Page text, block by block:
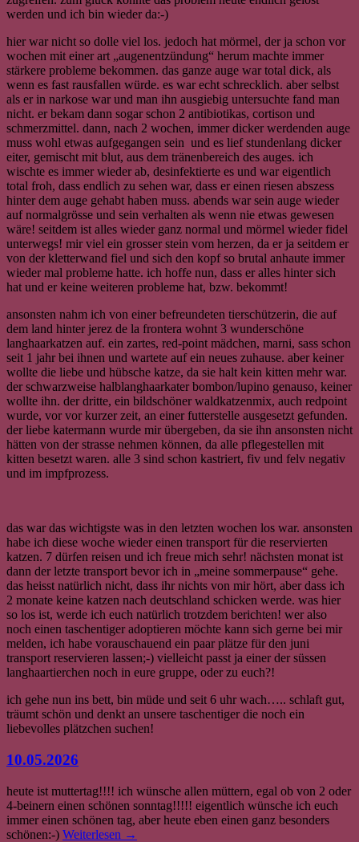
werden und ich bin wieder da:-)
hier war nicht so dolle viel los. jedoch hat mörmel, der ja schon vor
wochen mit einer art „augenentzündung“ herum machte immer
stärkere probleme bekommen. das ganze auge war total dick, als
wenn es fast rausfallen würde. es war echt schrecklich. aber selbst
als er in narkose war und man ihn ausgiebig untersuchte fand man
nicht. er bekam dann sogar schon 2 antibiotikas, cortison und
schmerzmittel. dann, nach 2 wochen, immer dicker werdenden auge
muss wohl etwas aufgegangen sein und es lief stundenlang dicker
eiter, gemischt mit blut, aus dem tränenbereich des auges. ich
wischte es immer wieder ab, desinfektierte es und war eigentlich
total froh, dass endlich zu sehen war, dass er einen riesen abszess
hinter dem auge gehabt haben muss. abends war sein auge wieder
auf normalgrösse und sein verhalten als wenn nie etwas gewesen
wäre! seitdem ist alles wieder ganz normal und mörmel wieder fidel
unterwegs! mir viel ein grosser stein vom herzen, da er ja seitdem er
von der kletterwand fiel und sich den kopf so brutal anhaute immer
wieder mal probleme hatte. ich hoffe nun, dass er alles hinter sich
hat und er keine weiteren probleme hat, bzw. bekommt!
ansonsten nahm ich von einer befreundeten tierschützerin, die auf
dem land hinter jerez de la frontera wohnt 3 wunderschöne
langhaarkatzen auf. ein zartes, red-point mädchen, marni, sass schon
seit 1 jahr bei ihnen und wartete auf ein neues zuhause. aber keiner
wollte die liebe und hübsche katze, da sie halt kein kitten mehr war.
der schwarzweise halblanghaarkater bombon/lupino genauso, keiner
wollte ihn. der dritte, ein bildschöner waldkatzenmix, auch redpoint
wurde, vor vor kurzer zeit, an einer futterstelle ausgesetzt gefunden.
der liebe katermann wurde mir übergeben, da sie ihn ansonsten nicht
hätten von der strasse nehmen können, da alle pflegestellen mit
kitten besetzt waren. alle 3 sind schon kastriert, fiv und felv negativ
und im impfprozess.
das war das wichtigste was in den letzten wochen los war. ansonsten
habe ich diese woche wieder einen transport für die reservierten
katzen. 7 dürfen reisen und ich freue mich sehr! nächsten monat ist
dann der letzte transport bevor ich in „meine sommerpause“ gehe.
das heisst natürlich nicht, dass ihr nichts von mir hört, aber dass ich
2 monate keine katzen nach deutschland schicken werde. was hier
so los ist, werde ich euch natürlich trotzdem berichten! wer also
noch einen taschentiger adoptieren möchte kann sich gerne bei mir
melden, ich habe vorauschauend ein paar plätze für den juni
transport reservieren lassen;-) vielleicht passt ja einer der süssen
langhaartierchen noch in eure gruppe, oder zu euch?!
ich gehe nun ins bett, bin müde und seit 6 uhr wach….. schlaft gut,
träumt schön und denkt an unsere taschentiger die noch ein
liebevolles plätzchen suchen!
10.05.2026
heute ist muttertag!!!! ich wünsche allen müttern, egal ob von 2 oder
4-beinern einen schönen sonntag!!!!! eigentlich wünsche ich euch
immer einen schönen tag, aber heute eben einen ganz besonders
schönen:-) Weiterlesen →